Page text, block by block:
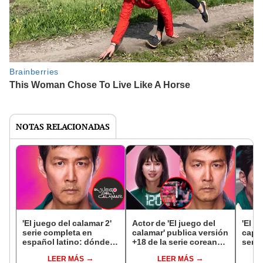
NOTAS RELACIONADAS
'El juego del calamar 2'
serie completa en
español latino: dónde y
exitosa serie coreana de
LEER MÁS
Actor de 'El juego del
calamar' publica versión
+18 de la serie coreana
usuarios: "Quedó
LEER MÁS
'El
serie